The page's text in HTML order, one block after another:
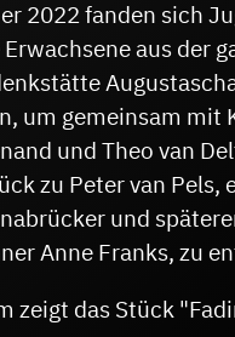
2022 fanden sich
aus der
um gemeinsam mit
und Theo van
zu Peter van Pels,
und
Anne Franks, zu
zeigt das Stück